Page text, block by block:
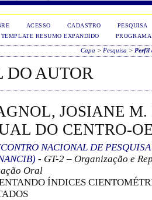
ACESSO CADASTRO
PESQUISA
TEMPLATE RESUMO EXPANDIDO
PROGRAMA
Capa > Pesquisa > Perfil
DO AUTOR
JOSIANE
DO CENTRO-
NACIONAL DE
- GT-2 – Organização e
Oral
ÍNDICES